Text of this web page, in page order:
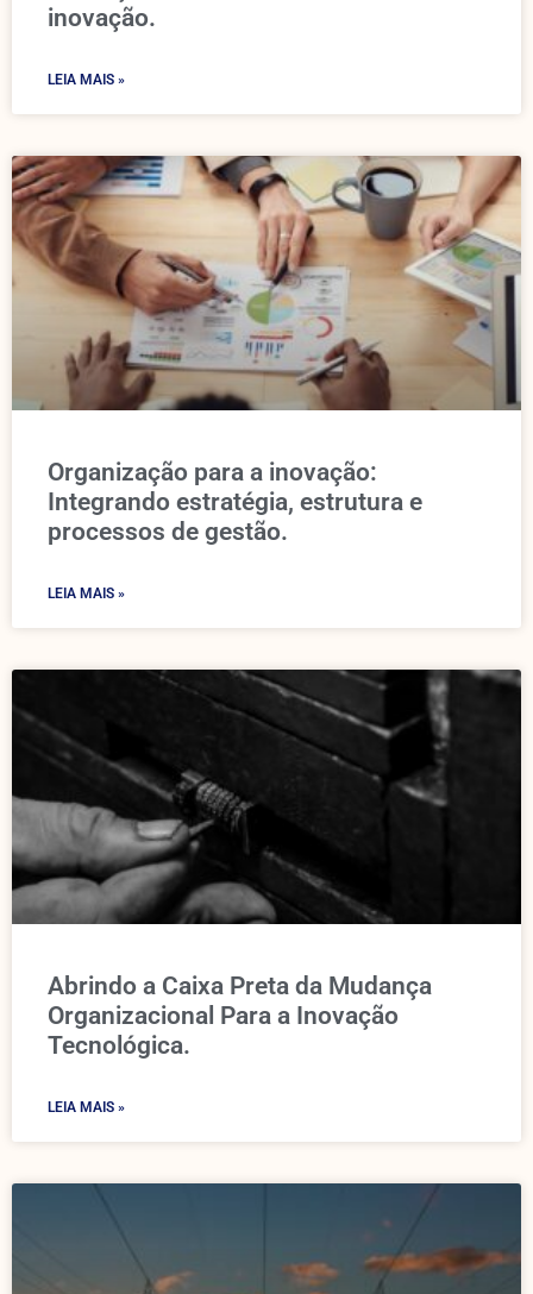
inovação.
LEIA MAIS »
Organização para a inovação:
Integrando estratégia, estrutura e
processos de gestão.
LEIA MAIS »
Abrindo a Caixa Preta da Mudança
Organizacional Para a Inovação
Tecnológica.
LEIA MAIS »